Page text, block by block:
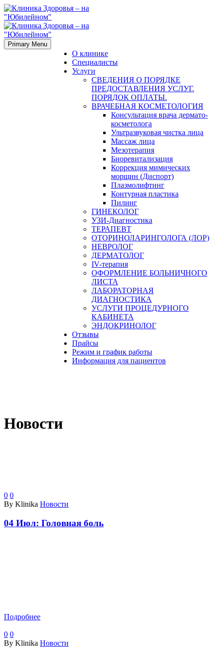
Primary Menu
О клинике
Специалисты
Услуги
СВЕДЕНИЯ О ПОРЯДКЕ
ПРЕДОСТАВЛЕНИЯ УСЛУГ.
ПОРЯДОК ОПЛАТЫ.
ВРАЧЕБНАЯ КОСМЕТОЛОГИЯ
Консультация врача дермато-
косметолога
Ультразвуковая чистка лица
Массаж лица
Мезотерапия
Биоревитализация
Коррекция мимических
морщин (Диспорт)
Плазмолифтинг
Контурная пластика
Пилинг
ГИНЕКОЛОГ
УЗИ-Диагностика
ТЕРАПЕВТ
ОТОРИНОЛАРИНГОЛОГА (ЛОР)
НЕВРОЛОГ
ДЕРМАТОЛОГ
IV-терапия
ОФОРМЛЕНИЕ БОЛЬНИЧНОГО
ЛИСТА
ЛАБОРАТОРНАЯ
ДИАГНОСТИКА
УСЛУГИ ПРОЦЕДУРНОГО
КАБИНЕТА
ЭНДОКРИНОЛОГ
Отзывы
Прайсы
Режим и график работы
Информация для пациентов
Новости
0 0
By Klinika Новости
04 Июл: Головная боль
Подробнее
0 0
By Klinika Новости